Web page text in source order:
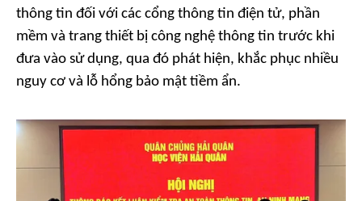
thông tin đối với các cổng thông tin điện tử, phần
mềm và trang thiết bị công nghệ thông tin trước khi
đưa vào sử dụng, qua đó phát hiện, khắc phục nhiều
nguy cơ và lỗ hổng bảo mật tiềm ẩn.